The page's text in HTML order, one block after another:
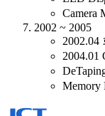
Camera
2002 ~ 2005
2002.04
2004.01
Memory